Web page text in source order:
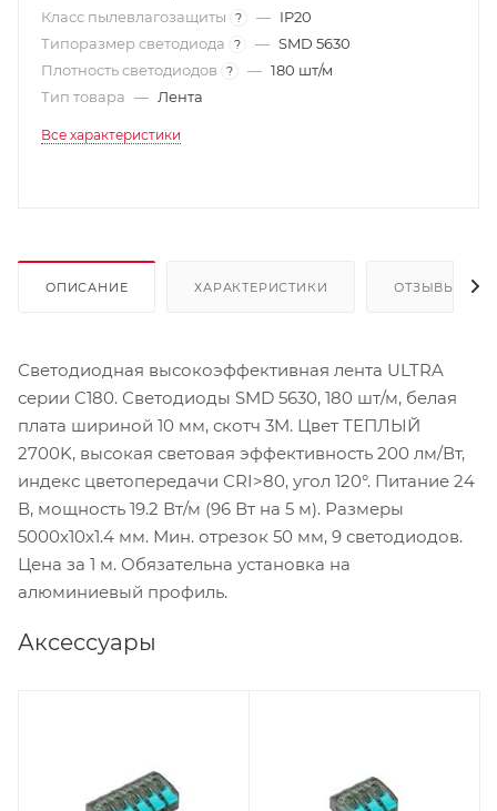
Класс пылевлагозащиты
? — IP20
Типоразмер светодиода
? — SMD 5630
Плотность светодиодов
? — 180 шт/м
Тип товара — Лента
Все характеристики
ОПИСАНИЕ ХАРАКТЕРИСТИКИ ОТЗЫВЫ
Светодиодная высокоэффективная лента ULTRA
серии C180. Светодиоды SMD 5630, 180 шт/м, белая
плата шириной 10 мм, скотч 3M. Цвет ТЕПЛЫЙ
2700K, высокая световая эффективность 200 лм/Вт,
индекс цветопередачи CRI>80, угол 120°. Питание 24
В, мощность 19.2 Вт/м (96 Вт на 5 м). Размеры
5000x10x1.4 мм. Мин. отрезок 50 мм, 9 светодиодов.
Цена за 1 м. Обязательна установка на
алюминиевый профиль.
Аксессуары